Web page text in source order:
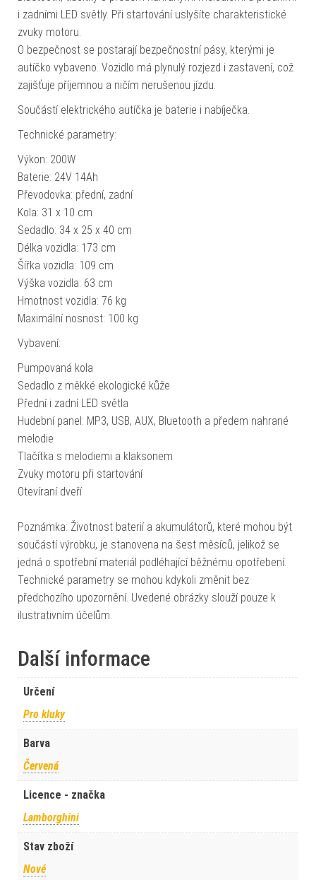
i zadními LED světly. Při startování uslyšíte charakteristické
zvuky motoru.
O bezpečnost se postarají bezpečnostní pásy, kterými je
autíčko vybaveno. Vozidlo má plynulý rozjezd i zastavení, což
zajišťuje příjemnou a ničím nerušenou jízdu.
Součástí elektrického autíčka je baterie i nabíječka.
Technické parametry:
Výkon: 200W
Baterie: 24V 14Ah
Převodovka: přední, zadní
Kola: 31 x 10 cm
Sedadlo: 34 x 25 x 40 cm
Délka vozidla: 173 cm
Šířka vozidla: 109 cm
Výška vozidla: 63 cm
Hmotnost vozidla: 76 kg
Maximální nosnost: 100 kg
Vybavení:
Pumpovaná kola
Sedadlo z měkké ekologické kůže
Přední i zadní LED světla
Hudební panel: MP3, USB, AUX, Bluetooth a předem nahrané
melodie
Tlačítka s melodiemi a klaksonem
Zvuky motoru při startování
Otevíraní dveří
Poznámka: Životnost baterií a akumulátorů, které mohou být
součástí výrobku, je stanovena na šest měsíců, jelikož se
jedná o spotřební materiál podléhající běžnému opotřebení.
Technické parametry se mohou kdykoli změnit bez
předchozího upozornění. Uvedené obrázky slouží pouze k
ilustrativním účelům.
Další informace
Určení
Pro kluky
Barva
Červená
Licence - značka
Lamborghini
Stav zboží
Nové